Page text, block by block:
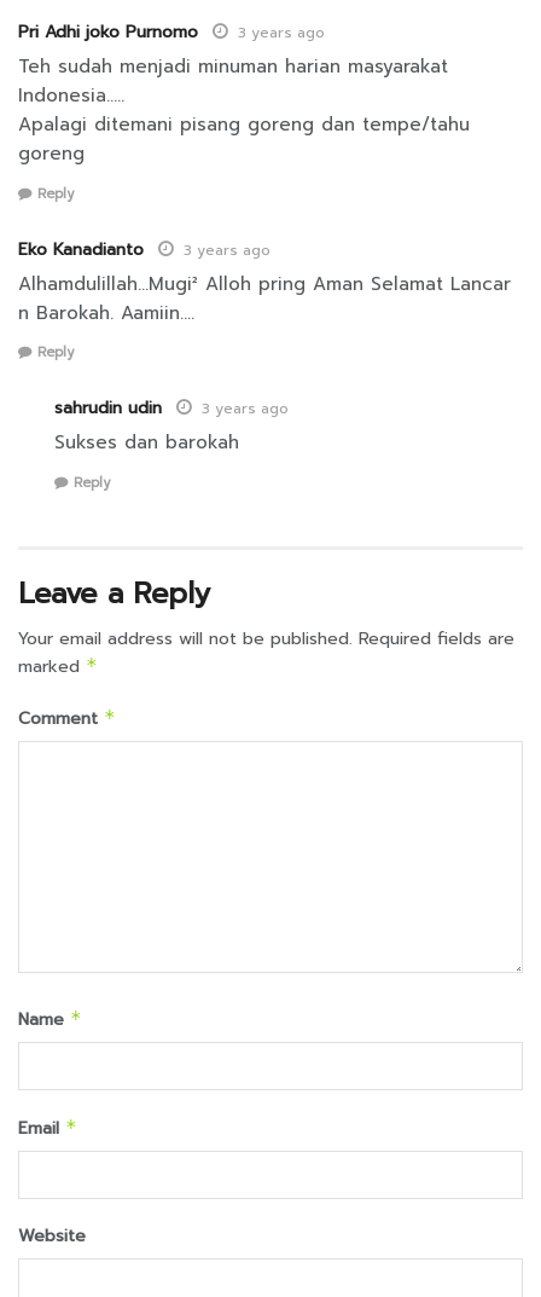
Pri Adhi joko Purnomo 3 years ago
Teh sudah menjadi minuman harian masyarakat
Indonesia…..
Apalagi ditemani pisang goreng dan tempe/tahu
goreng
Reply
Eko Kanadianto 3 years ago
Alhamdulillah…Mugi² Alloh pring Aman Selamat Lancar
n Barokah. Aamiin….
Reply
sahrudin udin 3 years ago
Sukses dan barokah
Reply
Leave a Reply
Your email address will not be published. Required fields are
marked *
Comment *
Name *
Email *
Website